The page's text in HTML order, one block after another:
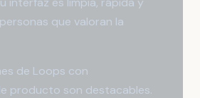
que valoran la
de Loops con
producto son destacables.